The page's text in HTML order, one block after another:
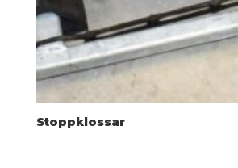
Stoppklossar